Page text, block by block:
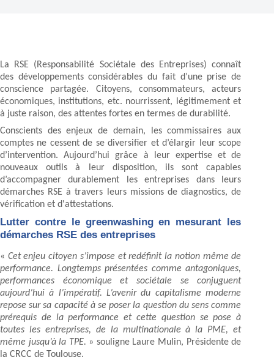
La RSE (Responsabilité Sociétale des Entreprises) connaît
des développements considérables du fait d’une prise de
conscience partagée. Citoyens, consommateurs, acteurs
économiques, institutions, etc. nourrissent, légitimement et
à juste raison, des attentes fortes en termes de durabilité.
Conscients des enjeux de demain, les commissaires aux
comptes ne cessent de se diversifier et d’élargir leur scope
d’intervention. Aujourd’hui grâce à leur expertise et de
nouveaux outils à leur disposition, ils sont capables
d’accompagner durablement les entreprises dans leurs
démarches RSE à travers leurs missions de diagnostics, de
vérification et d'attestations.
Lutter contre le greenwashing en mesurant les
démarches RSE des entreprises
« Cet enjeu citoyen s’impose et redéfinit la notion même de
performance. Longtemps présentées comme antagoniques,
performances économique et sociétale se conjuguent
aujourd’hui à l’impératif. L’avenir du capitalisme moderne
repose sur sa capacité à se poser la question du sens comme
prérequis de la performance et cette question se pose à
toutes les entreprises, de la multinationale à la PME, et
même jusqu’à la TPE. » souligne Laure Mulin, Présidente de
la CRCC de Toulouse.